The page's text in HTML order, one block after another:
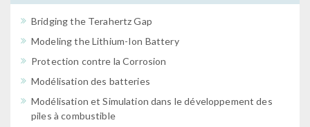
Bridging the Terahertz Gap
Modeling the Lithium-Ion Battery
Protection contre la Corrosion
Modélisation des batteries
Modélisation et Simulation dans le développement des
piles à combustible